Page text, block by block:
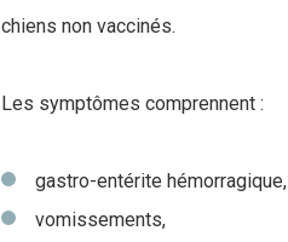
chiens non vaccinés.
Les symptômes comprennent :
gastro-entérite hémorragique,
vomissements,